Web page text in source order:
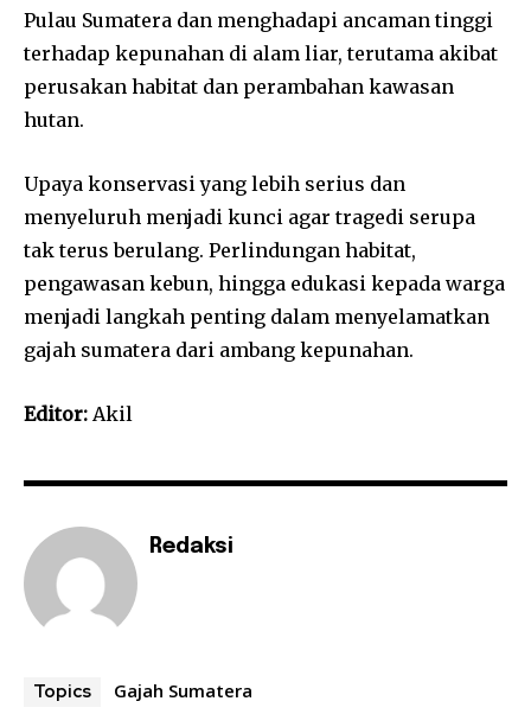
Pulau Sumatera dan menghadapi ancaman tinggi
terhadap kepunahan di alam liar, terutama akibat
perusakan habitat dan perambahan kawasan
hutan.
Upaya konservasi yang lebih serius dan
menyeluruh menjadi kunci agar tragedi serupa
tak terus berulang. Perlindungan habitat,
pengawasan kebun, hingga edukasi kepada warga
menjadi langkah penting dalam menyelamatkan
gajah sumatera dari ambang kepunahan.
Editor: Akil
Redaksi
Topics Gajah Sumatera